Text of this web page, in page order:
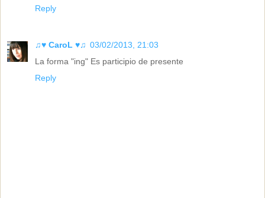
Reply
♫♥ CaroL ♥♫ 03/02/2013, 21:03
La forma "ing" Es participio de presente
Reply